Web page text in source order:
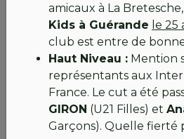
amicaux à La
Kids à Guérande le 25
club est entre de
Haut Niveau : Mention
représentants aux
France. Le cut a été
GIRON (U21 Filles) et
Garçons). Quelle fierté
lien étroit avec lesVNF, le
l'eaupour que ces
environnement et la
Ce qu'il faut retenir pour la
Compétitions :Toutes les
après la réouverture
avons hâte de vous voir